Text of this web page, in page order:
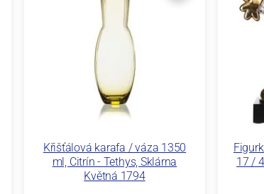
Křišťálová karafa / váza 1350
ml, Citrín - Tethys, Sklárna
Květná 1794
17 /